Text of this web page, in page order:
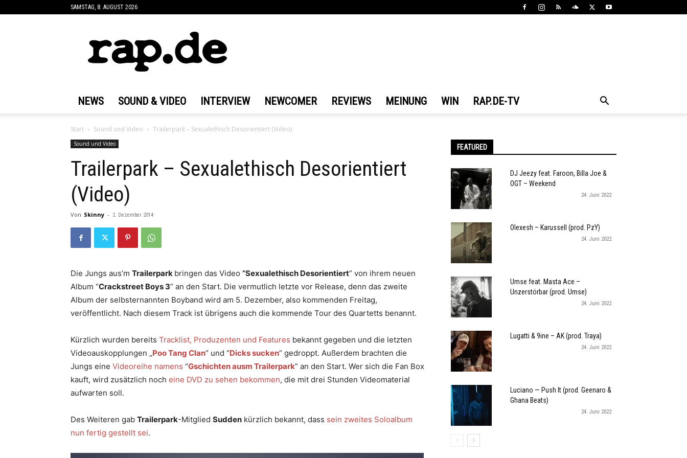
SAMSTAG, 8. AUGUST 2026
NEWS SOUND & VIDEO INTERVIEW NEWCOMER REVIEWS MEINUNG WIN RAP.DE-TV
Start Sound und Video Trailerpark – Sexualethisch Desorientiert (Video)
Sound und Video
Trailerpark – Sexualethisch Desorientiert
(Video)
Von Skinny - 2. Dezember 2014
Die Jungs aus’m Trailerpark bringen das Video “Sexualethisch Desorientiert” von ihrem neuen
Album “Crackstreet Boys 3” an den Start. Die vermutlich letzte vor Release, denn das zweite
Album der selbsternannten Boyband wird am 5. Dezember, also kommenden Freitag,
veröffentlicht. Nach diesem Track ist übrigens auch die kommende Tour des Quartetts benannt.
Kürzlich wurden bereits Tracklist, Produzenten und Features bekannt gegeben und die letzten
Videoauskopplungen „Poo Tang Clan“ und “Dicks sucken” gedroppt. Außerdem brachten die
Jungs eine Videoreihe namens “Gschichten ausm Trailerpark” an den Start. Wer sich die Fan Box
kauft, wird zusätzlich noch eine DVD zu sehen bekommen, die mit drei Stunden Videomaterial
aufwarten soll.
Des Weiteren gab Trailerpark-Mitglied Sudden kürzlich bekannt, dass sein zweites Soloalbum
nun fertig gestellt sei.
FEATURED
DJ Jeezy feat. Faroon, Billa Joe &
OGT – Weekend
24. Juni 2022
Olexesh – Karussell (prod. PzY)
24. Juni 2022
Umse feat. Masta Ace –
Unzerstörbar (prod. Umse)
24. Juni 2022
Lugatti & 9ine – AK (prod. Traya)
24. Juni 2022
Luciano — Push It (prod. Geenaro &
Ghana Beats)
24. Juni 2022